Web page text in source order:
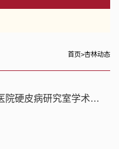
首页>杏林动态
上海市中西医结合医院硬皮病研究室学术交流暨朱婉华名中医工作室揭牌仪式举行